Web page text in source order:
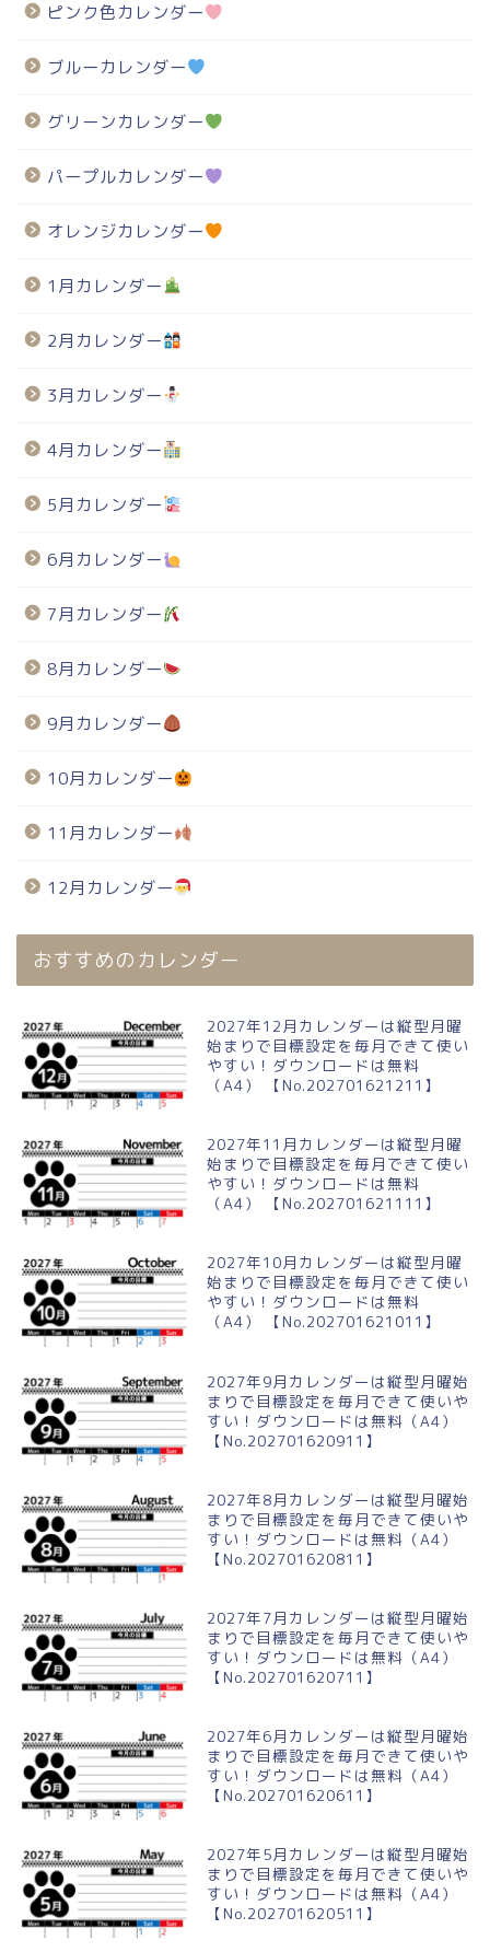
ピンク色カレンダー
ブルーカレンダー
グリーンカレンダー
パープルカレンダー
オレンジカレンダー
1月カレンダー
2月カレンダー
3月カレンダー
4月カレンダー
5月カレンダー
6月カレンダー
7月カレンダー
8月カレンダー
9月カレンダー
10月カレンダー
11月カレンダー
12月カレンダー
おすすめのカレンダー
2027年12月カレンダーは縦型月曜
始まりで目標設定を毎月できて使い
やすい！ダウンロードは無料
（A4） 【No.202701621211】
2027年11月カレンダーは縦型月曜
始まりで目標設定を毎月できて使い
やすい！ダウンロードは無料
（A4） 【No.202701621111】
2027年10月カレンダーは縦型月曜
始まりで目標設定を毎月できて使い
やすい！ダウンロードは無料
（A4） 【No.202701621011】
2027年9月カレンダーは縦型月曜始
まりで目標設定を毎月できて使いや
すい！ダウンロードは無料（A4）
【No.202701620911】
2027年8月カレンダーは縦型月曜始
まりで目標設定を毎月できて使いや
すい！ダウンロードは無料（A4）
【No.202701620811】
2027年7月カレンダーは縦型月曜始
まりで目標設定を毎月できて使いや
すい！ダウンロードは無料（A4）
【No.202701620711】
2027年6月カレンダーは縦型月曜始
まりで目標設定を毎月できて使いや
すい！ダウンロードは無料（A4）
【No.202701620611】
2027年5月カレンダーは縦型月曜始
まりで目標設定を毎月できて使いや
すい！ダウンロードは無料（A4）
【No.202701620511】